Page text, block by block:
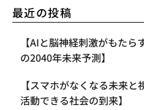
最近の投稿
【AIと脳神経刺激がもた
の2040年未来予測】
【スマホがなくなる未来
活動できる社会の到来】